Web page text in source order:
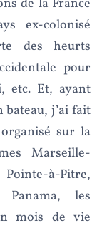
de la France
ex-colonisé
des heurts
pour
etc. Et, ayant
bateau, j’ai fait
sur la
Marseille-
à-Pitre,
les
mois de vie